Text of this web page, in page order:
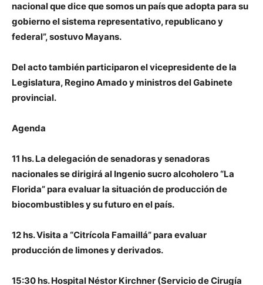
nacional que dice que somos un país que adopta para su
gobierno el sistema representativo, republicano y
federal”, sostuvo Mayans.
Del acto también participaron el vicepresidente de la
Legislatura, Regino Amadoy ministros del Gabinete
provincial.
Agenda
11 hs. La delegación de senadoras y senadoras
nacionales se dirigirá al Ingenio sucro alcoholero “La
Florida” para evaluar la situación de producción de
biocombustibles y su futuro en el país.
12 hs. Visita a “Citrícola Famaillá” para evaluar
producción de limones y derivados.
15:30 hs. Hospital Néstor Kirchner (Servicio de Cirugía